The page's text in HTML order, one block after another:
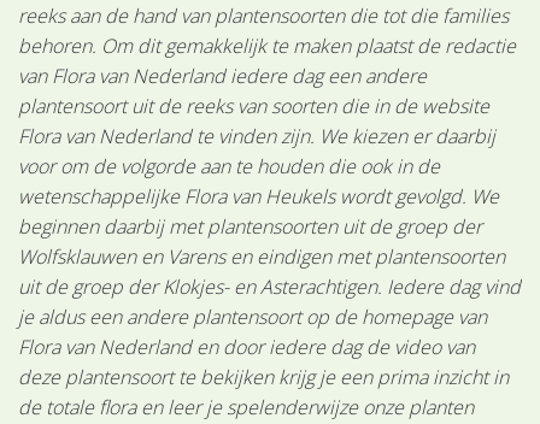
reeks aan de hand van plantensoorten die tot die families
behoren. Om dit gemakkelijk te maken plaatst de redactie
van Flora van Nederland iedere dag een andere
plantensoort uit de reeks van soorten die in de website
Flora van Nederland te vinden zijn. We kiezen er daarbij
voor om de volgorde aan te houden die ook in de
wetenschappelijke Flora van Heukels wordt gevolgd. We
beginnen daarbij met plantensoorten uit de groep der
Wolfsklauwen en Varens en eindigen met plantensoorten
uit de groep der Klokjes- en Asterachtigen. Iedere dag vind
je aldus een andere plantensoort op de homepage van
Flora van Nederland en door iedere dag de video van
deze plantensoort te bekijken krijg je een prima inzicht in
de totale flora en leer je spelenderwijze onze planten